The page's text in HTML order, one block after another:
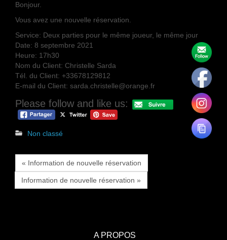
Bonjour.
Vous avez une nouvelle réservation.
Service: Deux parties pour le même joueur, le même jour
Date: 8 septembre 2021
Heure: 17h30
Nom du Client: Christelle Sarda
Tél. du Client: +33678129812
E-mail du Client: sarda.christelle@orange.fr
Please follow and like us:
Non classé
« Information de nouvelle réservation
Information de nouvelle réservation »
A PROPOS